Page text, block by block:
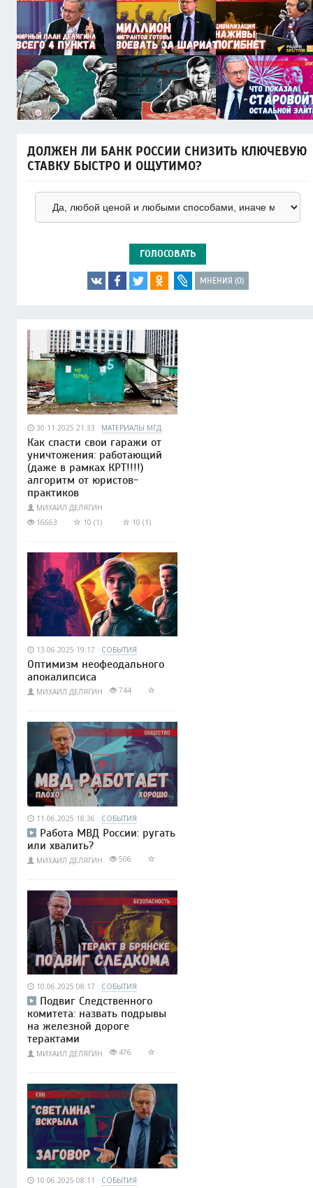
ДОЛЖЕН ЛИ БАНК РОССИИ СНИЗИТЬ КЛЮЧЕВУЮ
СТАВКУ БЫСТРО И ОЩУТИМО?
ГОЛОСОВАТЬ
МНЕНИЯ (0)
30.11.2025 21:33 МАТЕРИАЛЫ МГД
Как спасти свои гаражи от
уничтожения: работающий
(даже в рамках КРТ!!!!)
алгоритм от юристов-
практиков
МИХАИЛ ДЕЛЯГИН
16663
10 (1) 10 (1)
13.06.2025 19:17 СОБЫТИЯ
Оптимизм неофеодального
апокалипсиса
МИХАИЛ ДЕЛЯГИН 744
11.06.2025 18:36 СОБЫТИЯ
Работа МВД России: ругать
или хвалить?
МИХАИЛ ДЕЛЯГИН 506
10.06.2025 08:17 СОБЫТИЯ
Подвиг Следственного
комитета: назвать подрывы
на железной дороге
терактами
МИХАИЛ ДЕЛЯГИН 476
10.06.2025 08:11 СОБЫТИЯ